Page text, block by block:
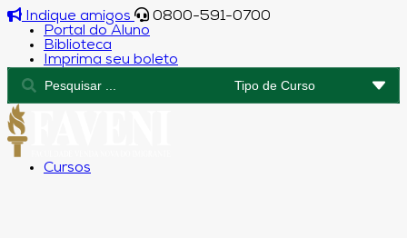
Indique amigos
0800-591-0700
Portal do Aluno
Biblioteca
Imprima seu boleto
Cursos